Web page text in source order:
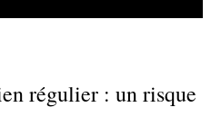
régulier : un risque